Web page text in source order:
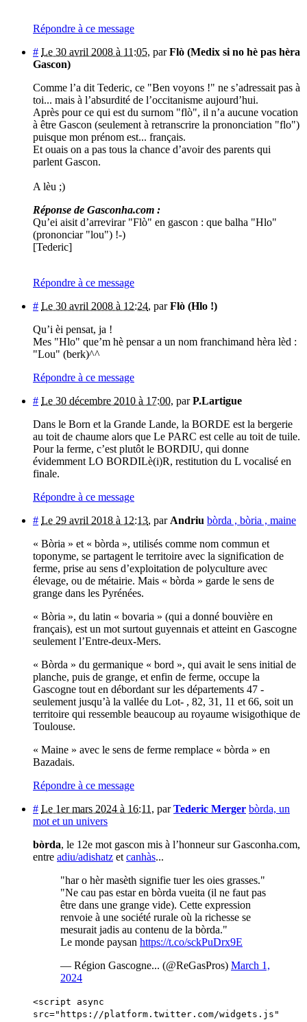
Répondre à ce message
# Le 30 avril 2008 à 11:05, parFlò (Medix si no hè pas hèra
Gascon)
Comme l’a dit Tederic, ce "Ben voyons !" ne s’adressait pas à
toi... mais à l’absurdité de l’occitanisme aujourd’hui.
Après pour ce qui est du surnom "flò", il n’a aucune vocation
à être Gascon (seulement à retranscrire la prononciation "flo")
puisque mon prénom est... français.
Et ouais on a pas tous la chance d’avoir des parents qui
parlent Gascon.
A lèu ;)
Réponse de Gasconha.com :
Qu’ei aisit d’arrevirar "Flò" en gascon : que balha "Hlo"
(prononciar "lou") !-)
[Tederic]
Répondre à ce message
# Le 30 avril 2008 à 12:24, parFlò (Hlo !)
Qu’i èi pensat, ja !
Mes "Hlo" que’m hè pensar a un nom franchimand hèra lèd :
"Lou" (berk)^^
Répondre à ce message
# Le 30 décembre 2010 à 17:00, parP.Lartigue
Dans le Born et la Grande Lande, la BORDE est la bergerie
au toit de chaume alors que Le PARC est celle au toit de tuile.
Pour la ferme, c’est plutôt le BORDIU, qui donne
évidemment LO BORDILè(i)R, restitution du L vocalisé en
finale.
Répondre à ce message
# Le 29 avril 2018 à 12:13, par Andriu bòrda , bòria , maine
« Bòria » et « bòrda », utilisés comme nom commun et
toponyme, se partagent le territoire avec la signification de
ferme, prise au sens d’exploitation de polyculture avec
élevage, ou de métairie. Mais « bòrda » garde le sens de
grange dans les Pyrénées.
« Bòria », du latin « bovaria » (qui a donné bouvière en
français), est un mot surtout guyennais et atteint en Gascogne
seulement l’Entre-deux-Mers.
« Bòrda » du germanique « bord », qui avait le sens initial de
planche, puis de grange, et enfin de ferme, occupe la
Gascogne tout en débordant sur les départements 47 -
seulement jusqu’à la vallée du Lot- , 82, 31, 11 et 66, soit un
territoire qui ressemble beaucoup au royaume wisigothique de
Toulouse.
« Maine » avec le sens de ferme remplace « bòrda » en
Bazadais.
Répondre à ce message
# Le 1er mars 2024 à 16:11 , parTederic Merger bòrda, un
mot et un univers
bòrda, le 12e mot gascon mis à l’honneur sur Gasconha.com,
entre adiu/adishatz et canhàs...
"har o hèr masèth signifie tuer les oies grasses."
"Ne cau pas estar en bòrda vueita (il ne faut pas
être dans une grange vide). Cette expression
renvoie à une société rurale où la richesse se
mesurait jadis au contenu de la bòrda."
Le monde paysan https://t.co/sckPuDrx9E
— Région Gascogne... (@ReGasPros) March 1,
2024
<script async
src="https://platform.twitter.com/widgets.js"